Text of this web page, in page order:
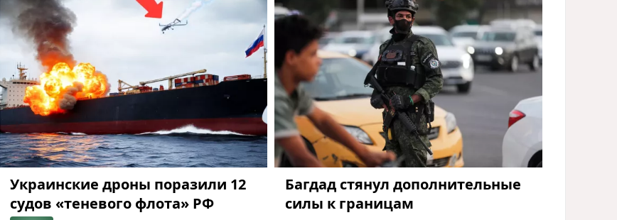
Украинские дроны поразили 12
судов «теневого флота» РФ
Багдад стянул дополнительные
силы к границам